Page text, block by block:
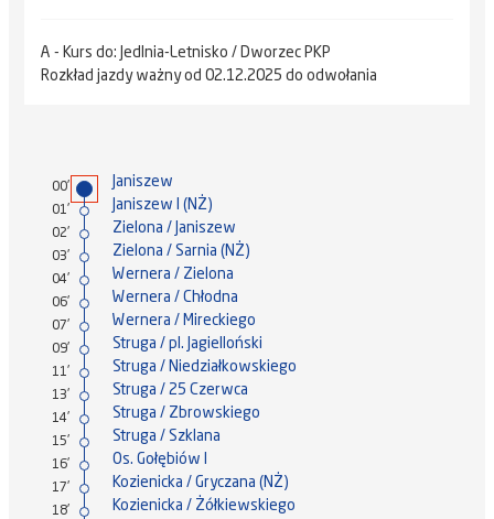
A - Kurs do: Jedlnia-Letnisko / Dworzec PKP
Rozkład jazdy ważny od 02.12.2025 do odwołania
00' Janiszew
01' Janiszew I (NŻ)
02' Zielona / Janiszew
03' Zielona / Sarnia (NŻ)
04' Wernera / Zielona
06' Wernera / Chłodna
07' Wernera / Mireckiego
09' Struga / pl. Jagielloński
11' Struga / Niedziałkowskiego
13' Struga / 25 Czerwca
14' Struga / Zbrowskiego
15' Struga / Szklana
16' Os. Gołębiów I
17' Kozienicka / Gryczana (NŻ)
18' Kozienicka / Żółkiewskiego